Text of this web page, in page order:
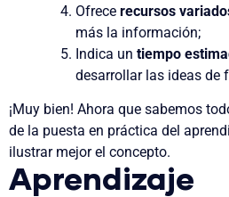
Ofrecerecursos
más la información;
Indica untiempo
desarrollar las ideas de
¡Muy bien! Ahora que sabemos
de la puesta en práctica del
ilustrar mejor el concepto.
Aprendizaje